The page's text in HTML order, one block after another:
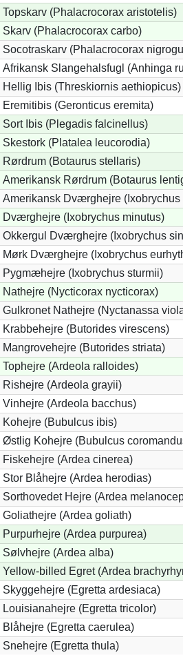
Topskarv (Phalacrocorax aristotelis)
Skarv (Phalacrocorax carbo)
Socotraskarv (Phalacrocorax
Afrikansk Slangehalsfugl (Anhinga
Hellig Ibis (Threskiornis aethiopicus)
Eremitibis (Geronticus eremita)
Sort Ibis (Plegadis falcinellus)
Skestork (Platalea leucorodia)
Rørdrum (Botaurus stellaris)
Amerikansk Rørdrum (Botaurus
Amerikansk Dværghejre (Ixobrychus
Dværghejre (Ixobrychus minutus)
Okkergul Dværghejre (Ixobrychus
Mørk Dværghejre (Ixobrychus
Pygmæhejre (Ixobrychus sturmii)
Nathejre (Nycticorax nycticorax)
Gulkronet Nathejre (Nyctanassa
Krabbehejre (Butorides virescens)
Mangrovehejre (Butorides striata)
Tophejre (Ardeola ralloides)
Rishejre (Ardeola grayii)
Vinhejre (Ardeola bacchus)
Kohejre (Bubulcus ibis)
Østlig Kohejre (Bubulcus
Fiskehejre (Ardea cinerea)
Stor Blåhejre (Ardea herodias)
Sorthovedet Hejre (Ardea
Goliathejre (Ardea goliath)
Purpurhejre (Ardea purpurea)
Sølvhejre (Ardea alba)
Yellow-billed Egret (Ardea
Skyggehejre (Egretta ardesiaca)
Louisianahejre (Egretta tricolor)
Blåhejre (Egretta caerulea)
Snehejre (Egretta thula)